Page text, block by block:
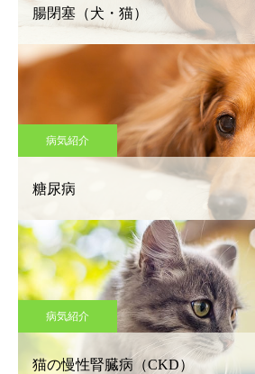
腸閉塞（犬・猫）
病気紹介
糖尿病
病気紹介
猫の慢性腎臓病（CKD）